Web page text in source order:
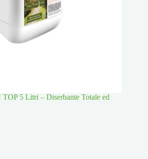
5 Litri – Diserbante Totale ed